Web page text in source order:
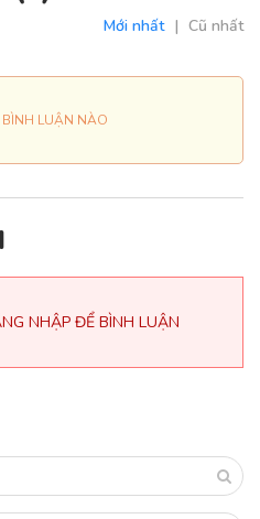
Mới nhất | Cũ nhất
LUẬN NÀO
NHẬP ĐỂ BÌNH LUẬN